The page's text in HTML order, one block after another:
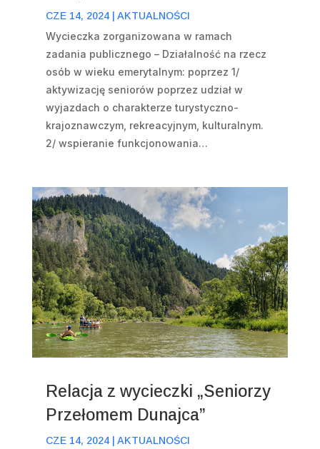
CZE 14, 2024| AKTUALNOŚCI
Wycieczka zorganizowana w ramach
zadania publicznego – Działalność na rzecz
osób w wieku emerytalnym: poprzez 1/
aktywizację seniorów poprzez udział w
wyjazdach o charakterze turystyczno-
krajoznawczym, rekreacyjnym, kulturalnym.
2/ wspieranie funkcjonowania…
Relacja z wycieczki „Seniorzy
Przełomem Dunajca”
CZE 14, 2024| AKTUALNOŚCI